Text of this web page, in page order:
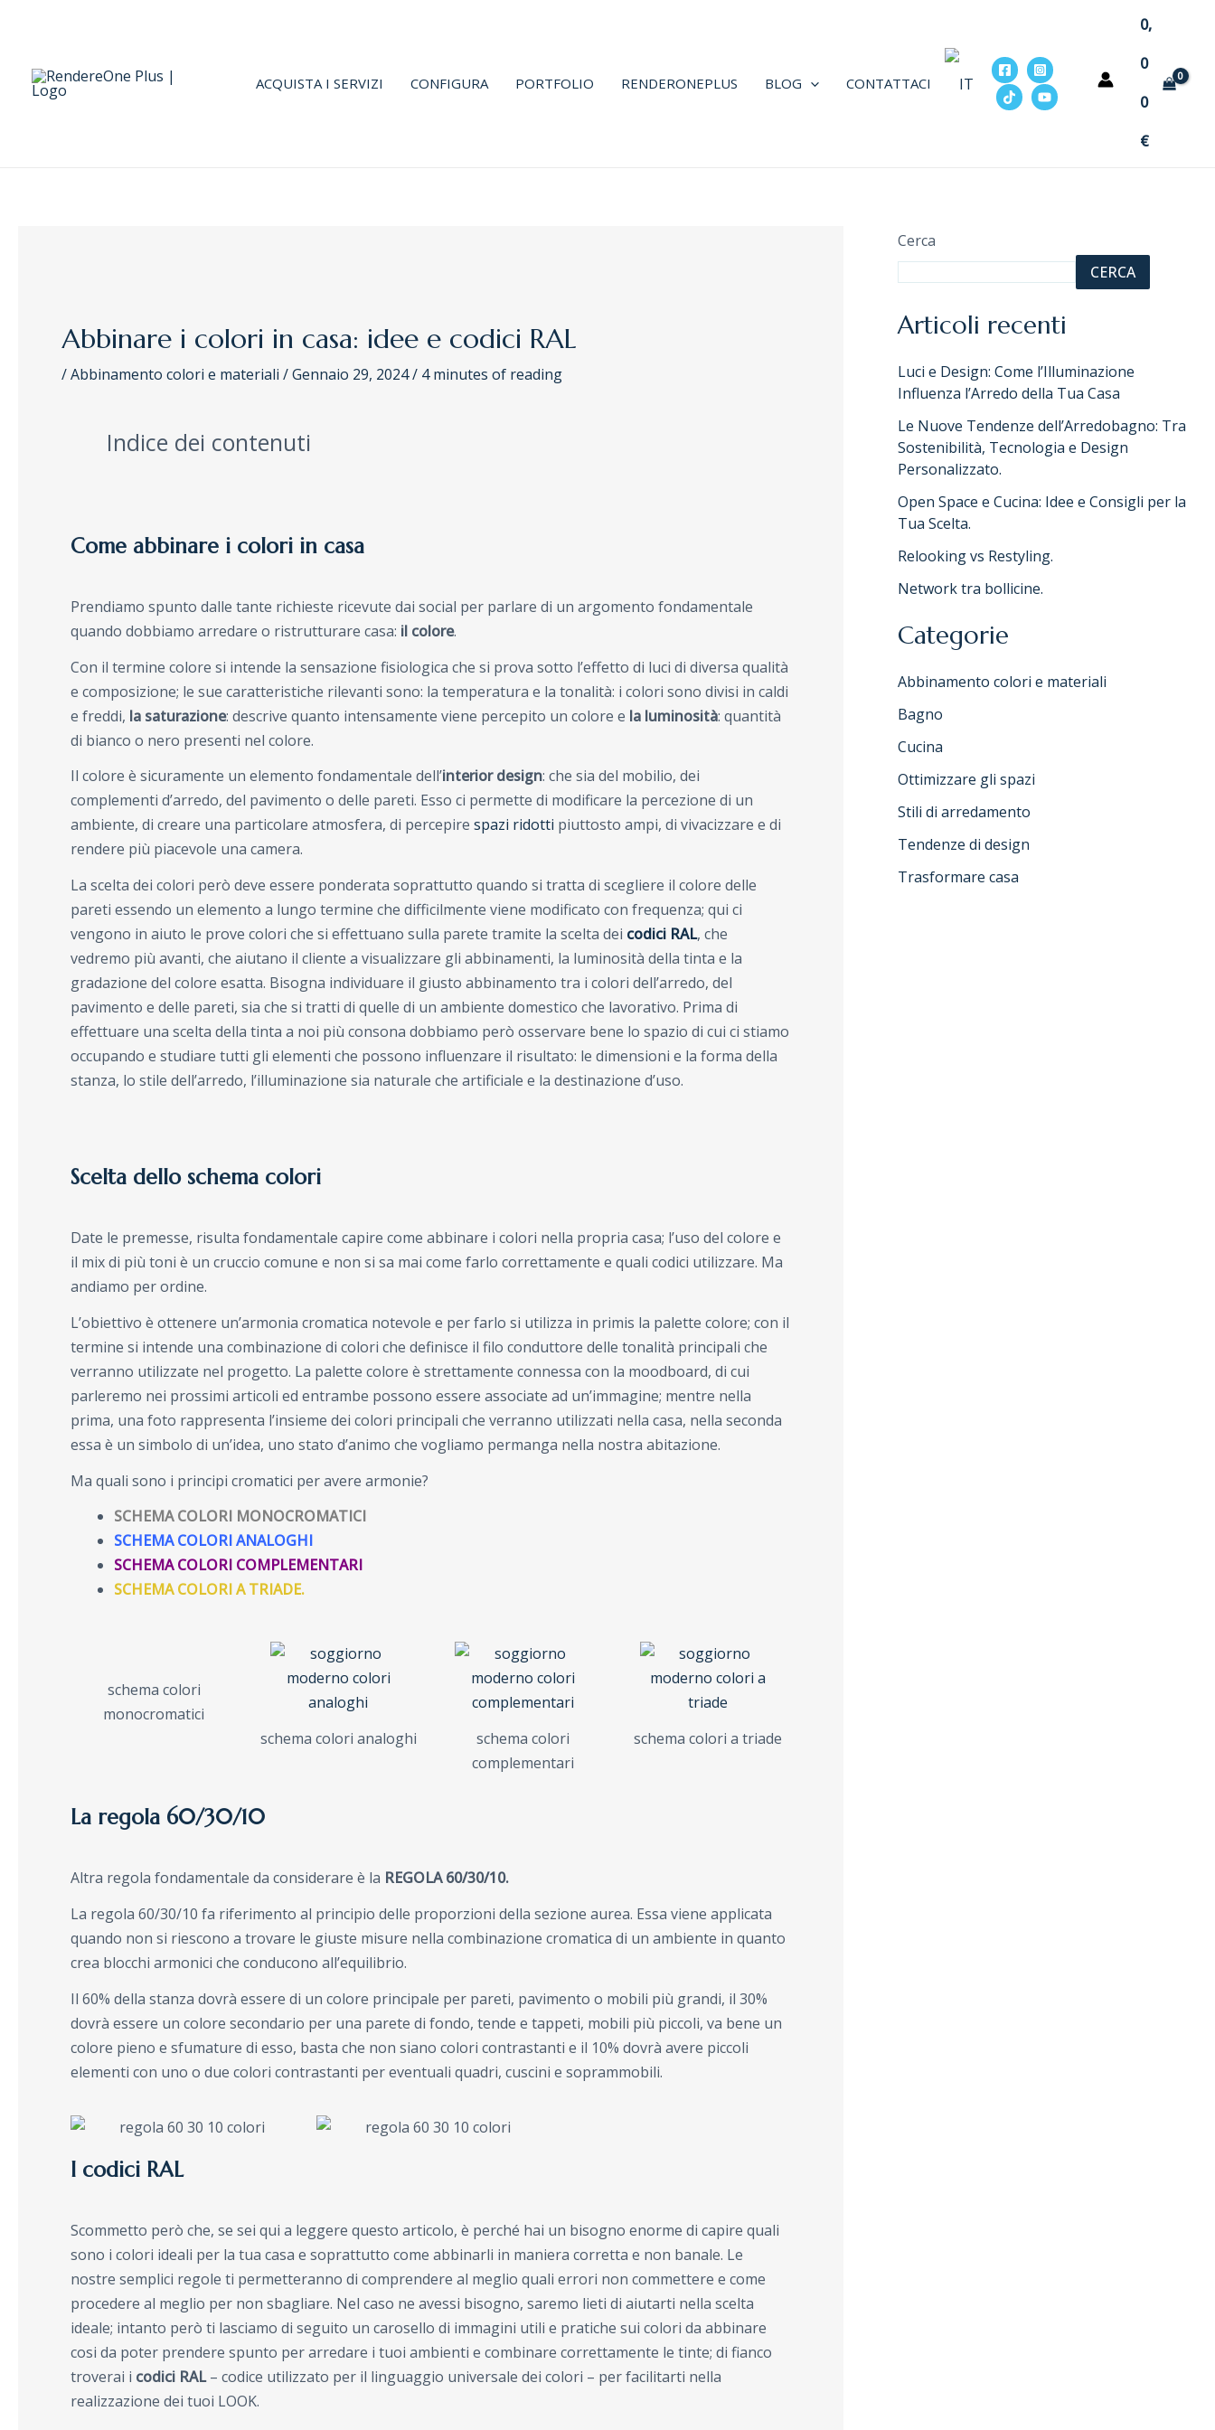
ACQUISTA I SERVIZI CONFIGURA PORTFOLIO RENDERONEPLUS BLOG CONTATTACI
0,
0
0
€
Abbinare i colori in casa: idee e codici RAL
/Abbinamento colori e materiali /Gennaio 29, 2024/ 4 minutes of reading
Indice dei contenuti
Come abbinare i colori in casa
Prendiamo spunto dalle tante richieste ricevute dai social per parlare di un argomento fondamentale
quando dobbiamo arredare o ristrutturare casa: il colore.
Con il termine colore si intende la sensazione fisiologica che si prova sotto l’effetto di luci di diversa qualità
e composizione; le sue caratteristiche rilevanti sono: la temperatura e la tonalità: i colori sono divisi in caldi
e freddi, la saturazione: descrive quanto intensamente viene percepito un colore e la luminosità: quantità
di bianco o nero presenti nel colore.
Il colore è sicuramente un elemento fondamentale dell’interior design: che sia del mobilio, dei
complementi d’arredo, del pavimento o delle pareti. Esso ci permette di modificare la percezione di un
ambiente, di creare una particolare atmosfera, di percepire spazi ridotti piuttosto ampi, di vivacizzare e di
rendere più piacevole una camera.
La scelta dei colori però deve essere ponderata soprattutto quando si tratta di scegliere il colore delle
pareti essendo un elemento a lungo termine che difficilmente viene modificato con frequenza; qui ci
vengono in aiuto le prove colori che si effettuano sulla parete tramite la scelta dei codici RAL, che
vedremo più avanti, che aiutano il cliente a visualizzare gli abbinamenti, la luminosità della tinta e la
gradazione del colore esatta. Bisogna individuare il giusto abbinamento tra i colori dell’arredo, del
pavimento e delle pareti, sia che si tratti di quelle di un ambiente domestico che lavorativo. Prima di
effettuare una scelta della tinta a noi più consona dobbiamo però osservare bene lo spazio di cui ci stiamo
occupando e studiare tutti gli elementi che possono influenzare il risultato: le dimensioni e la forma della
stanza, lo stile dell’arredo, l’illuminazione sia naturale che artificiale e la destinazione d’uso.
Scelta dello schema colori
Date le premesse, risulta fondamentale capire come abbinare i colori nella propria casa; l’uso del colore e
il mix di più toni è un cruccio comune e non si sa mai come farlo correttamente e quali codici utilizzare. Ma
andiamo per ordine.
L’obiettivo è ottenere un’armonia cromatica notevole e per farlo si utilizza in primis la palette colore; con il
termine si intende una combinazione di colori che definisce il filo conduttore delle tonalità principali che
verranno utilizzate nel progetto. La palette colore è strettamente connessa con la moodboard, di cui
parleremo nei prossimi articoli ed entrambe possono essere associate ad un’immagine; mentre nella
prima, una foto rappresenta l’insieme dei colori principali che verranno utilizzati nella casa, nella seconda
essa è un simbolo di un’idea, uno stato d’animo che vogliamo permanga nella nostra abitazione.
Ma quali sono i principi cromatici per avere armonie?
SCHEMA COLORI MONOCROMATICI
SCHEMA COLORI ANALOGHI
SCHEMA COLORI COMPLEMENTARI
SCHEMA COLORI A TRIADE.
schema colori
monocromatici
schema colori analoghi
schema colori
complementari
schema colori a triade
La regola 60/30/10
Altra regola fondamentale da considerare è la REGOLA 60/30/10.
La regola 60/30/10 fa riferimento al principio delle proporzioni della sezione aurea. Essa viene applicata
quando non si riescono a trovare le giuste misure nella combinazione cromatica di un ambiente in quanto
crea blocchi armonici che conducono all’equilibrio.
Il 60% della stanza dovrà essere di un colore principale per pareti, pavimento o mobili più grandi, il 30%
dovrà essere un colore secondario per una parete di fondo, tende e tappeti, mobili più piccoli, va bene un
colore pieno e sfumature di esso, basta che non siano colori contrastanti e il 10% dovrà avere piccoli
elementi con uno o due colori contrastanti per eventuali quadri, cuscini e soprammobili.
I codici RAL
Scommetto però che, se sei qui a leggere questo articolo, è perché hai un bisogno enorme di capire quali
sono i colori ideali per la tua casa e soprattutto come abbinarli in maniera corretta e non banale. Le
nostre semplici regole ti permetteranno di comprendere al meglio quali errori non commettere e come
procedere al meglio per non sbagliare. Nel caso ne avessi bisogno, saremo lieti di aiutarti nella scelta
ideale; intanto però ti lasciamo di seguito un carosello di immagini utili e pratiche sui colori da abbinare
cosi da poter prendere spunto per arredare i tuoi ambienti e combinare correttamente le tinte; di fianco
troverai i codici RAL– codice utilizzato per il linguaggio universale dei colori – per facilitarti nella
realizzazione dei tuoi LOOK.
Cerca
CERCA
Articoli recenti
Luci e Design: Come l’Illuminazione
Influenza l’Arredo della Tua Casa
Le Nuove Tendenze dell’Arredobagno: Tra
Sostenibilità, Tecnologia e Design
Personalizzato.
Open Space e Cucina: Idee e Consigli per la
Tua Scelta.
Relooking vs Restyling.
Network tra bollicine.
Categorie
Abbinamento colori e materiali
Bagno
Cucina
Ottimizzare gli spazi
Stili di arredamento
Tendenze di design
Trasformare casa